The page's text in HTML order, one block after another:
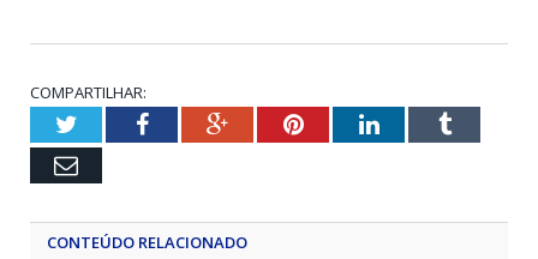
COMPARTILHAR:
TwitterFacebookGoogle+PinterestLinkedInTumblr
Email
CONTEÚDO RELACIONADO